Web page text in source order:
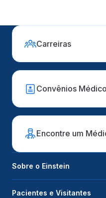
Carreiras
Convênios
Encontre um
Sobre o Einstein
Pacientes e Visitantes